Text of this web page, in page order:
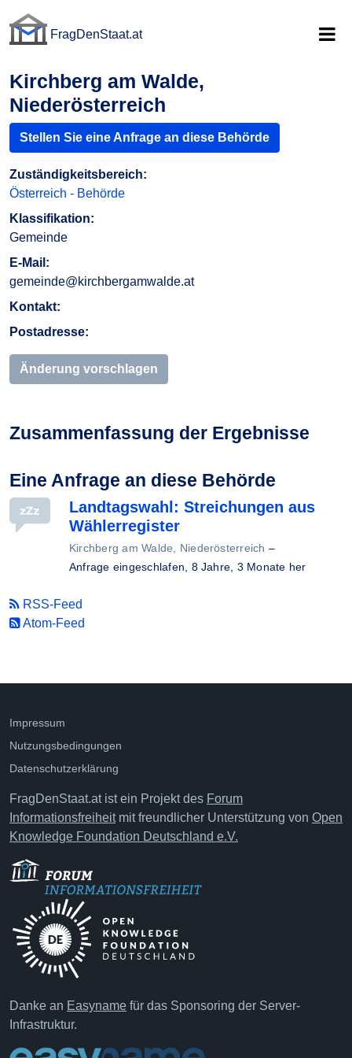
FragDenStaat.at
Kirchberg am Walde,
Niederösterreich
Stellen Sie eine Anfrage an diese Behörde
Zuständigkeitsbereich:
Österreich - Behörde
Klassifikation:
Gemeinde
E-Mail:
gemeinde@kirchbergamwalde.at
Kontakt:
Postadresse:
Änderung vorschlagen
Zusammenfassung der Ergebnisse
Eine Anfrage an diese Behörde
Landtagswahl: Streichungen aus
Wählerregister
Kirchberg am Walde, Niederösterreich –
Anfrage eingeschlafen, 8 Jahre, 3 Monate her
RSS-Feed
Atom-Feed
Impressum
Nutzungsbedingungen
Datenschutzerklärung
FragDenStaat.at ist ein Projekt des Forum
Informationsfreiheitmit freundlicher Unterstützung von Open
Knowledge Foundation Deutschland e.V.
Danke an Easyname für das Sponsoring der Server-
Infrastruktur.